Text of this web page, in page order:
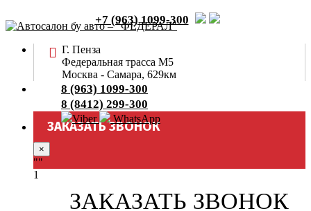
+7 (963) 1099-300
Г. Пенза
Федеральная трасса М5
Москва - Самара, 629км
8 (963) 1099-300
8 (8412) 299-300
Viber WhatsApp
ЗАКАЗАТЬ ЗВОНОК
×
""
1
ЗАКАЗАТЬ ЗВОНОК